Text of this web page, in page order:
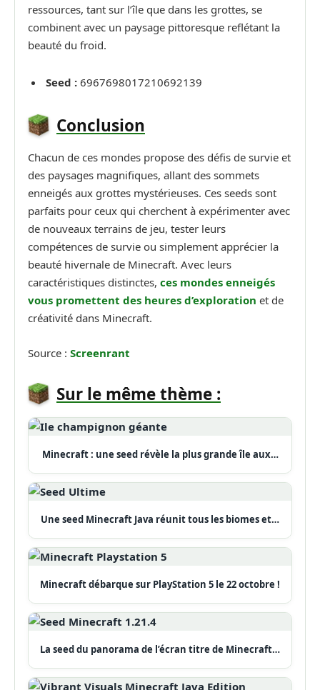
ressources, tant sur l’île que dans les grottes, se
combinent avec un paysage pittoresque reflétant la
beauté du froid.
Seed : 6967698017210692139
Conclusion
Chacun de ces mondes propose des défis de survie et
des paysages magnifiques, allant des sommets
enneigés aux grottes mystérieuses. Ces seeds sont
parfaits pour ceux qui cherchent à expérimenter avec
de nouveaux terrains de jeu, tester leurs
compétences de survie ou simplement apprécier la
beauté hivernale de Minecraft. Avec leurs
caractéristiques distinctes, ces mondes enneigés
vous promettent des heures d’exploration et de
créativité dans Minecraft.
Source : Screenrant
Sur le même thème :
Minecraft : une seed révèle la plus grande île aux…
Une seed Minecraft Java réunit tous les biomes et…
Minecraft débarque sur PlayStation 5 le 22 octobre !
La seed du panorama de l’écran titre de Minecraft…